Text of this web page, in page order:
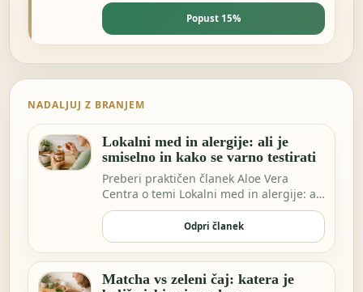
Popust 15%
NADALJUJ Z BRANJEM
Lokalni med in alergije: ali je
smiselno in kako se varno testirati
Preberi praktičen članek Aloe Vera
Centra o temi Lokalni med in alergije: ali
je smisel…
Odpri članek
Matcha vs zeleni čaj: katera je